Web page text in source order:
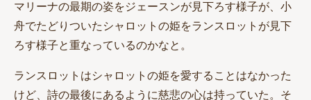
マリーナの最期の姿をジェースンが見下ろす様子が、小
舟でたどりついたシャロットの姫をランスロットが見下
ろす様子と重なっているのかなと。
ランスロットはシャロットの姫を愛することはなかった
けど、詩の最後にあるように慈悲の心は持っていた。そ